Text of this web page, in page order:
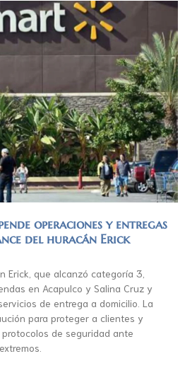
operaciones y entregas
del huracán Erick
Erick, que alcanzó categoría 3,
en Acapulco y Salina Cruz y
de entrega a domicilio. La
para proteger a clientes y
de seguridad ante